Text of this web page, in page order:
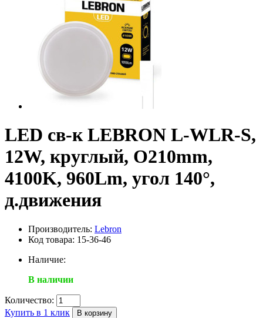
LED св-к LEBRON L-WLR-S,
12W, круглый, O210mm,
4100K, 960Lm, угол 140°,
д.движения
Производитель: Lebron
Код товара: 15-36-46
Наличие:
В наличии
Количество:
Купить в 1 клик
В корзину